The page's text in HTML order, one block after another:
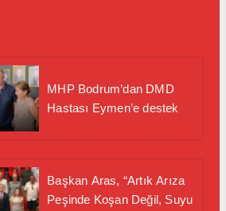
MHP Bodrum’dan DMD
Hastası Eymen’e destek
Başkan Aras, “Artık Arıza
Peşinde Koşan Değil, Suyu